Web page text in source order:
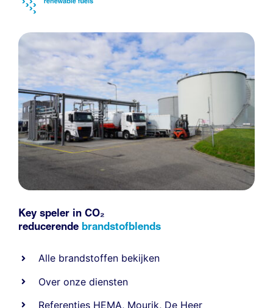
Key speler in CO₂
reducerende brandstofblends
Alle brandstoffen bekijken
Over onze diensten
Referenties HEMA, Mourik, De Heer